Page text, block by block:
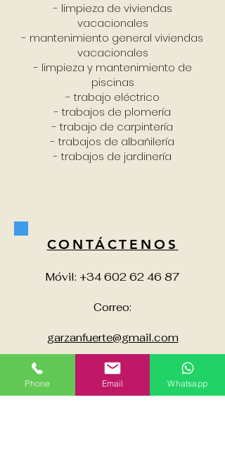
- limpieza de viviendas
vacacionales
- mantenimiento general viviendas
vacacionales
- limpieza y mantenimiento de
piscinas
- trabajo eléctrico
- trabajos de plomería
- trabajo de carpintería
- trabajos de albañilería
- trabajos de jardinería
CONTÁCTENOS
Móvil: +34 602 62 46 87
Correo:
garzanfuerte@gmail.com
CONTATTACI
Phone Email Whatsapp